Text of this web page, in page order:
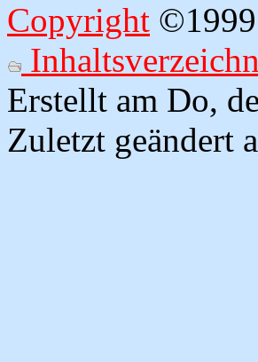
Copyright
Erstellt am Do,
Zuletzt geändert